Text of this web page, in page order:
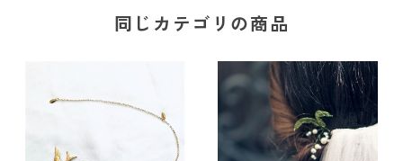
同じカテゴリの商品